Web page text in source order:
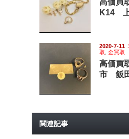
K14
2020-7-11
取 金買取
高価
市 飯
関連記事